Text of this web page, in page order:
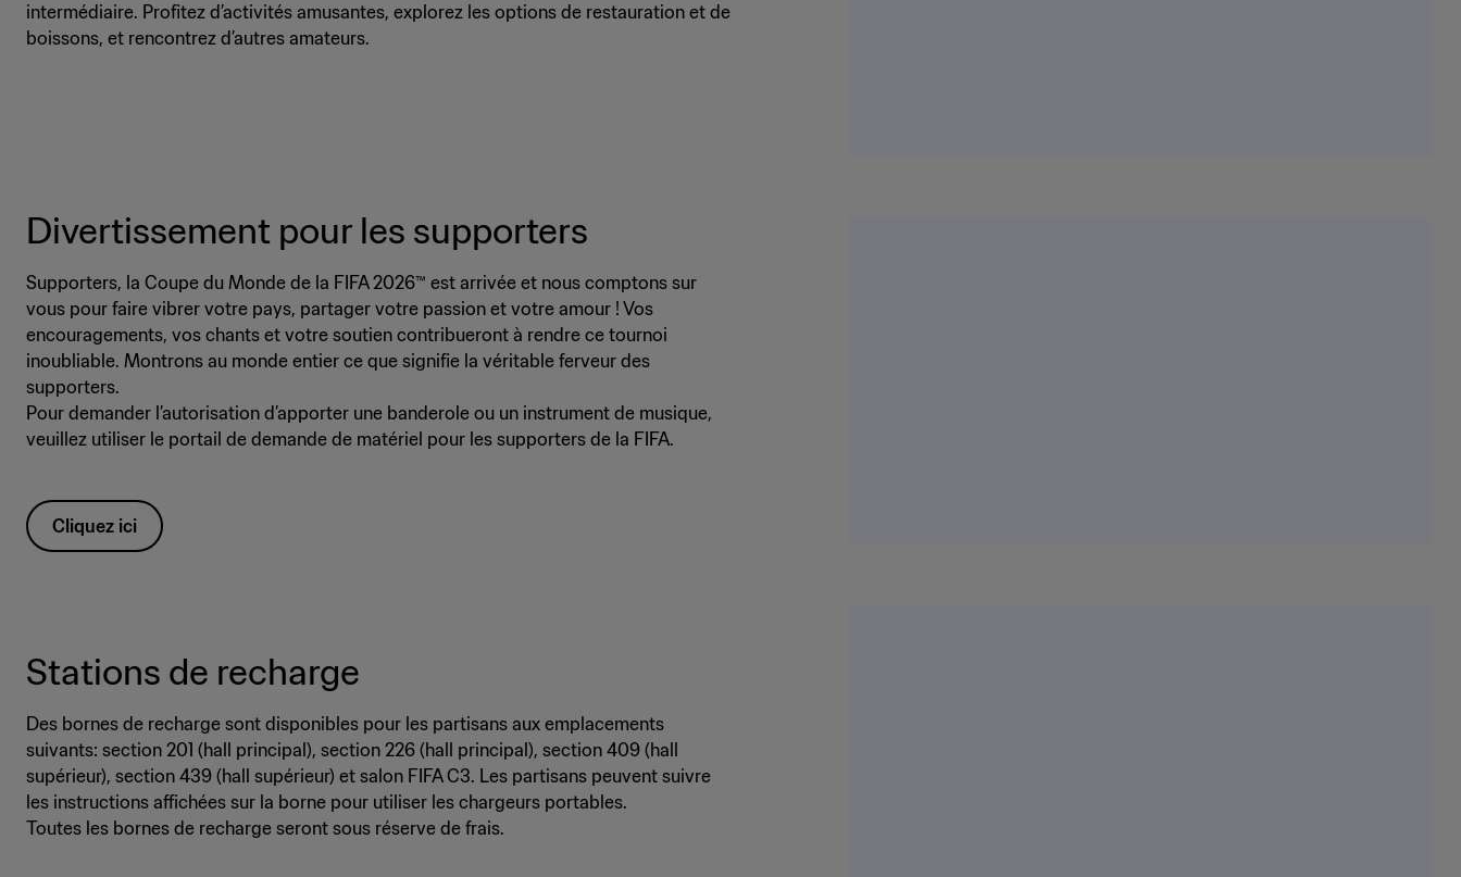
intermédiaire. Profitez d’activités amusantes, explorez les options de restauration et de
boissons, et rencontrez d’autres amateurs.
Divertissement pour les supporters
Supporters, la Coupe du Monde de la FIFA 2026™ est arrivée et nous comptons sur
vous pour faire vibrer votre pays, partager votre passion et votre amour ! Vos
encouragements, vos chants et votre soutien contribueront à rendre ce tournoi
inoubliable. Montrons au monde entier ce que signifie la véritable ferveur des
supporters.
Pour demander l’autorisation d’apporter une banderole ou un instrument de musique,
veuillez utiliser le portail de demande de matériel pour les supporters de la FIFA.
Cliquez ici
Stations de recharge
Des bornes de recharge sont disponibles pour les partisans aux emplacements
suivants: section 201 (hall principal), section 226 (hall principal), section 409 (hall
supérieur), section 439 (hall supérieur) et salon FIFA C3. Les partisans peuvent suivre
les instructions affichées sur la borne pour utiliser les chargeurs portables.
Toutes les bornes de recharge seront sous réserve de frais.